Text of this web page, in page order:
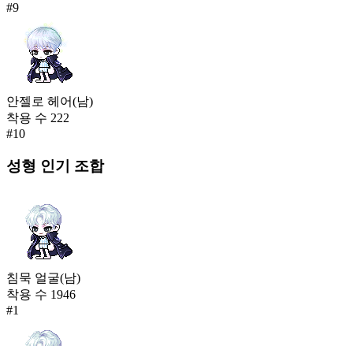
#9
안젤로 헤어(남)
착용 수 222
#10
성형 인기 조합
침묵 얼굴(남)
착용 수 1946
#1